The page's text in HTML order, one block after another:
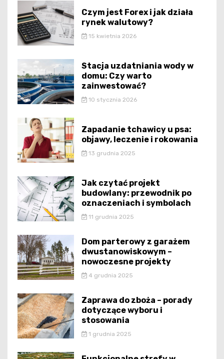
Czym jest Forex i jak działa
rynek walutowy?
15 kwietnia 2026
Stacja uzdatniania wody w
domu: Czy warto
zainwestować?
10 stycznia 2026
Zapadanie tchawicy u psa:
objawy, leczenie i rokowania
13 grudnia 2025
Jak czytać projekt
budowlany: przewodnik po
oznaczeniach i symbolach
11 grudnia 2025
Dom parterowy z garażem
dwustanowiskowym –
nowoczesne projekty
4 grudnia 2025
Zaprawa do zboża – porady
dotyczące wyboru i
stosowania
1 grudnia 2025